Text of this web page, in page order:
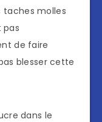
taches molles
pas
de faire
blesser cette
dans le